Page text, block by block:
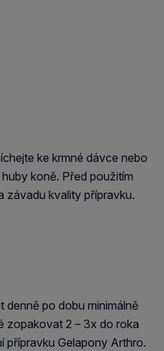
ke krmné dávce nebo
koně. Před použitím
závadu kvality přípravku.
denně po dobu minimálně
zopakovat 2 – 3x do roka
Gelapony Arthro.